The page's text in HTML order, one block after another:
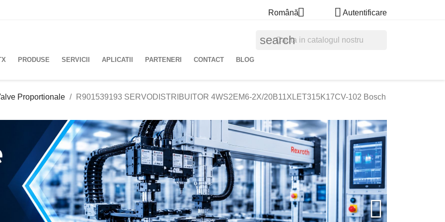
Română  Autentificare
search
PRODUSE SERVICII APLICATII PARTENERI CONTACT BLOG
Proportionale R901539193 SERVODISTRIBUITOR 4WS2EM6-2X/20B11XLET315K17CV-102 Bosch
